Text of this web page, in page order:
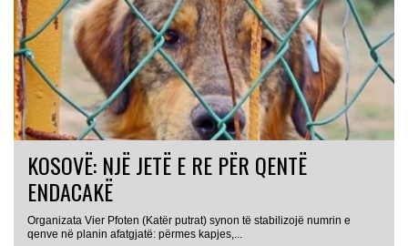
KOSOVË: NJË JETË E RE PËR QENTË
ENDACAKË
Organizata Vier Pfoten (Katër putrat) synon të stabilizojë numrin e
qenve në planin afatgjatë: përmes kapjes,...